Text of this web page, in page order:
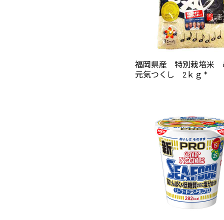
福岡県産 特別栽培米
元気つくし 2ｋｇ *